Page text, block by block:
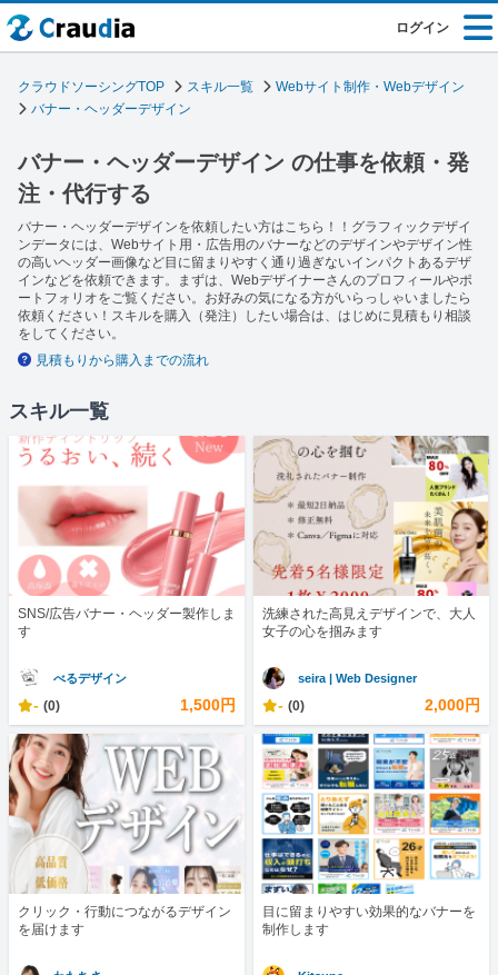
ログイン
クラウドソーシングTOP スキル一覧
Webサイト制作・Webデザイン
バナー・ヘッダーデザイン
バナー・ヘッダーデザイン の仕事を依頼・発
注・代行する
バナー・ヘッダーデザインを依頼したい方はこちら！！グラフィックデザイ
ンデータには、Webサイト用・広告用のバナーなどのデザインやデザイン性
の高いヘッダー画像など目に留まりやすく通り過ぎないインパクトあるデザ
インなどを依頼できます。まずは、Webデザイナーさんのプロフィールやポ
ートフォリオをご覧ください。お好みの気になる方がいらっしゃいましたら
依頼ください！スキルを購入（発注）したい場合は、はじめに見積もり相談
をしてください。
見積もりから購入までの流れ
スキル一覧
SNS/広告バナー・ヘッダー製作しま
す
べるデザイン
- (0) 1,500円
洗練された高見えデザインで、大人
女子の心を掴みます
seira | Web Designer
- (0) 2,000円
クリック・行動につながるデザイン
を届けます
目に留まりやすい効果的なバナーを
制作します